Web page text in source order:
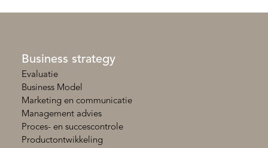
Business strategy
Evaluatie
Business Model
Marketing en communicatie
Management advies
Proces- en succescontrole
Productontwikkeling